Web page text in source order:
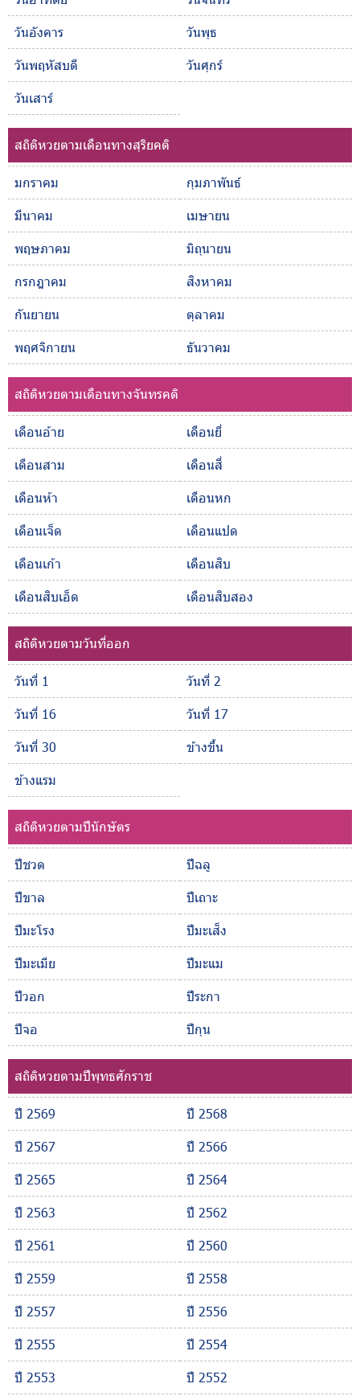
วันอังคาร
วันพุธ
วันพฤหัสบดี
วันศุกร์
วันเสาร์
สถิติหวยตามเดือนทางสุริยคติ
มกราคม
กุมภาพันธ์
มีนาคม
เมษายน
พฤษภาคม
มิถุนายน
กรกฎาคม
สิงหาคม
กันยายน
ตุลาคม
พฤศจิกายน
ธันวาคม
สถิติหวยตามเดือนทางจันทรคติ
เดือนอ้าย
เดือนยี่
เดือนสาม
เดือนสี่
เดือนห้า
เดือนหก
เดือนเจ็ด
เดือนแปด
เดือนเก้า
เดือนสิบ
เดือนสิบเอ็ด
เดือนสิบสอง
สถิติหวยตามวันที่ออก
วันที่ 1
วันที่ 2
วันที่ 16
วันที่ 17
วันที่ 30
ข้างขึ้น
ข้างแรม
สถิติหวยตามปีนักษัตร
ปีชวด
ปีฉลู
ปีขาล
ปีเถาะ
ปีมะโรง
ปีมะเส็ง
ปีมะเมีย
ปีมะแม
ปีวอก
ปีระกา
ปีจอ
ปีกุน
สถิติหวยตามปีพุทธศักราช
ปี 2569
ปี 2568
ปี 2567
ปี 2566
ปี 2565
ปี 2564
ปี 2563
ปี 2562
ปี 2561
ปี 2560
ปี 2559
ปี 2558
ปี 2557
ปี 2556
ปี 2555
ปี 2554
ปี 2553
ปี 2552